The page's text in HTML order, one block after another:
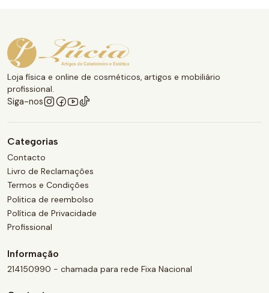
Loja física e online de cosméticos, artigos e mobiliário
profissional.
Siga-nos
Categorias
Contacto
Livro de Reclamações
Termos e Condições
Politica de reembolso
Política de Privacidade
Profissional
Informação
214150990 - chamada para rede Fixa Nacional